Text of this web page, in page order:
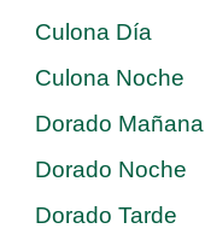
Culona Día
Culona Noche
Dorado Mañana
Dorado Noche
Dorado Tarde